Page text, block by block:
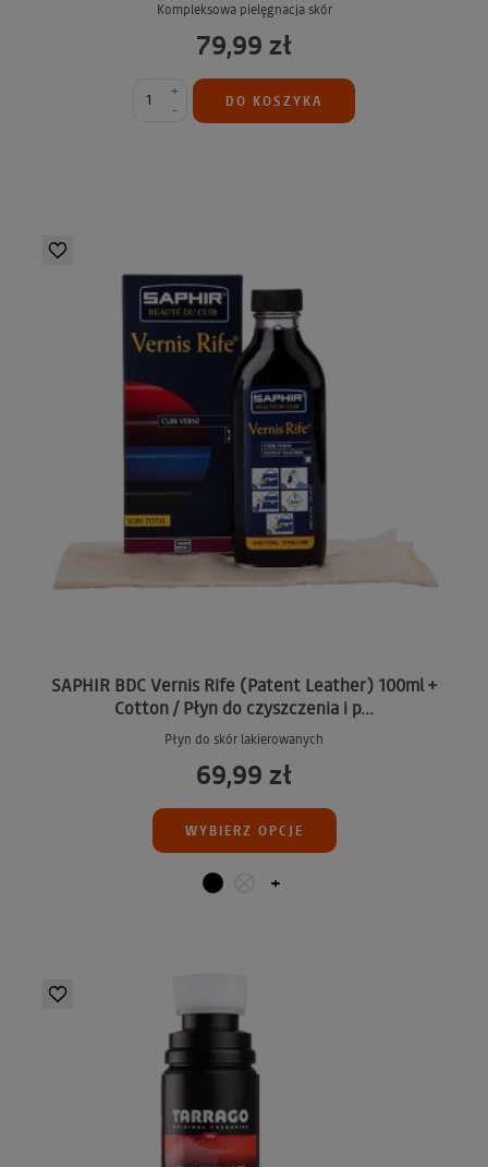
Kompleksowa pielęgnacja skór
79,99 zł
-
+
DO KOSZYKA
SAPHIR BDC Vernis Rife (Patent Leather) 100ml +
Cotton / Płyn do czyszczenia i p...
Płyn do skór lakierowanych
69,99 zł
WYBIERZ OPCJE
+